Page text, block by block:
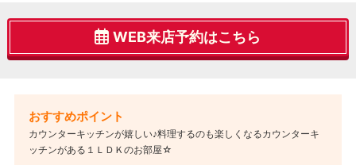
WEB来店予約はこちら
カウンターキッチンが嬉しい♪料理するのも楽しくなるカウンターキ
ッチンがある１ＬＤＫのお部屋☆